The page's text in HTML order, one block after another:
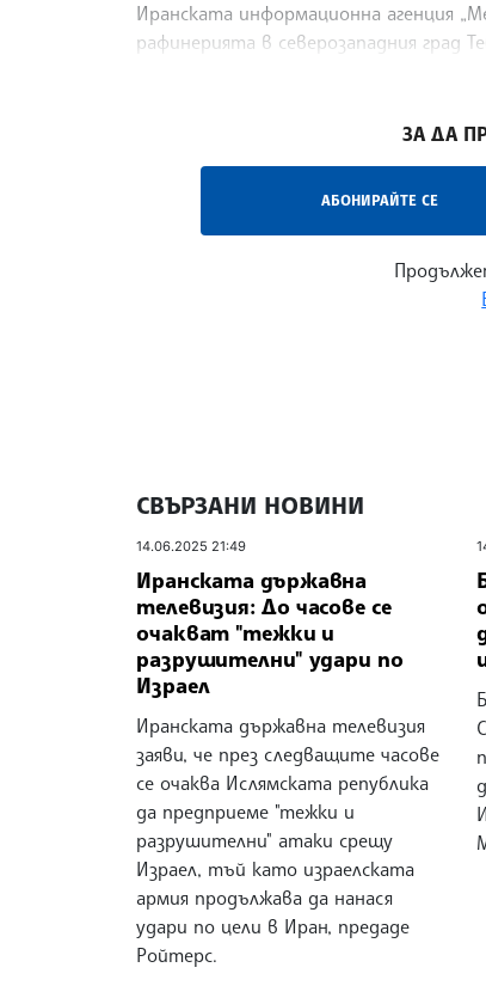
Иранската информационна агенция
рафинерията в северозападния град
ЗА ДА
АБОНИРАЙТЕ СЕ
СВЪРЗАНИ НОВИНИ
14.06.2025 21:49
Иранската държавна
телевизия: До часове се
очакват "тежки и
разрушителни" удари по
Израел
Иранската държавна телевизия
заяви, че през следващите часове
се очаква Ислямската република
да предприеме "тежки и
разрушителни" атаки срещу
Израел, тъй като израелската
армия продължава да нанася
удари по цели в Иран, предаде
Ройтерс.